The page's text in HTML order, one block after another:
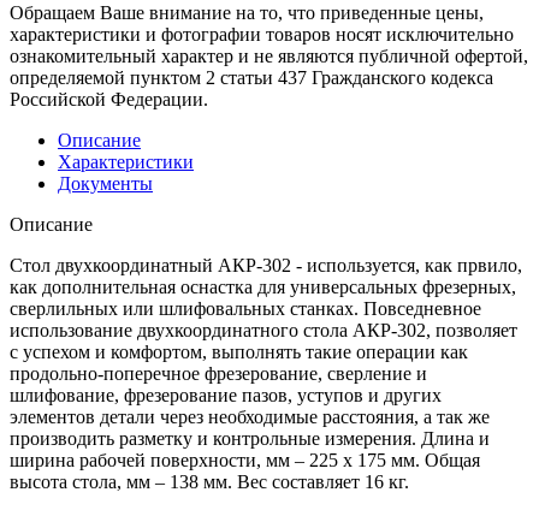
Обращаем Ваше внимание на то, что приведенные цены,
характеристики и фотографии товаров носят исключительно
ознакомительный характер и не являются публичной офертой,
определяемой пунктом 2 статьи 437 Гражданского кодекса
Российской Федерации.
Описание
Характеристики
Документы
Описание
Стол двухкоординатный АКР-302 - используется, как првило,
как дополнительная оснастка для универсальных фрезерных,
сверлильных или шлифовальных станках. Повседневное
использование двухкоординатного стола АКР-302, позволяет
с успехом и комфортом, выполнять такие операции как
продольно-поперечное фрезерование, сверление и
шлифование, фрезерование пазов, уступов и других
элементов детали через необходимые расстояния, а так же
производить разметку и контрольные измерения. Длина и
ширина рабочей поверхности, мм – 225 х 175 мм. Общая
высота стола, мм – 138 мм. Вес составляет 16 кг.